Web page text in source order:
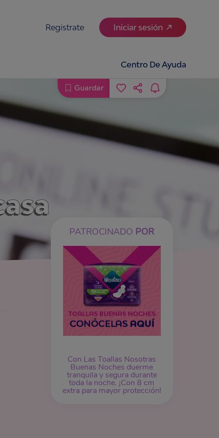
Registrate Iniciar sesión
Centro De Ayuda
PATROCINADO POR
Con Las Toallas Nosotras
Buenas Noches duerme
tranquila y segura durante
toda la noche. ¡Con 8 cm
extra para mayor protección!
Guardar